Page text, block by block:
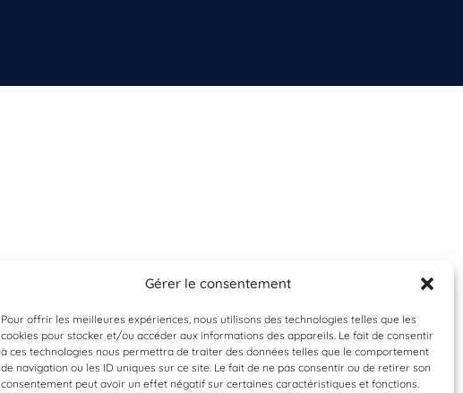
Gérer le consentement
Pour offrir les meilleures expériences, nous utilisons des technologies telles que les
cookies pour stocker et/ou accéder aux informations des appareils. Le fait de consentir
à ces technologies nous permettra de traiter des données telles que le comportement
de navigation ou les ID uniques sur ce site. Le fait de ne pas consentir ou de retirer son
consentement peut avoir un effet négatif sur certaines caractéristiques et fonctions.